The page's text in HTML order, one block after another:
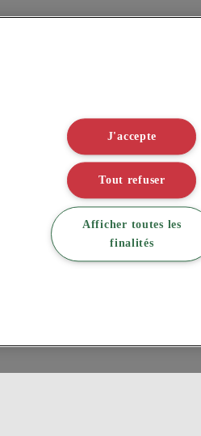
J'accepte
Tout refuser
Afficher toutes les
finalités